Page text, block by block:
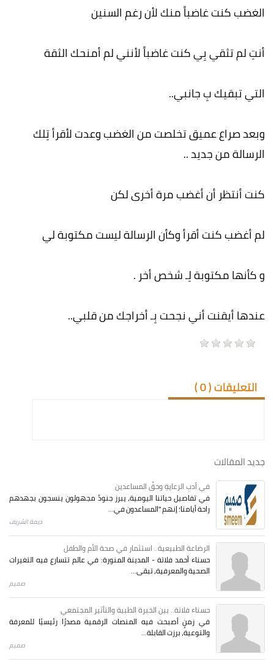
الغضب كنت غاضباً منك لأن رغم السنين
أنتِ لم تثقي بِي كنت غاضباً لأنني لم أمنحك الثقة
التي تبقيك بِ جانبي..
وبعد صراع عميق تخلصت من الغضب وعدت لأقرأ تِلك
الرسالة من جديد ..
كنت أنتظر أن أغضب مرة أخرى لكن
لم أغضب كنت أقرأ وكأن الرسالة ليست مكتوبة لي
و كأنها مكتوبة لِـ شخص أخر .
عندها أيقنت أني نجحت بِـ أخراجك من قلبي..
التعليقات (0
)
جديد المقالات
في أدبِ الرعايةِ وحقِّ المساعدين
في تفاصيل حياتنا اليومية، يبرز جنودٌ مجهولون ينسجون بجهدهم
راحة أيامنا؛ إنهم "المساعدون في...
ديمة الشريف
الرضاعة الطبيعية.. استثمار في صحة الأم والطفل
حسناء أحمد فلاتة - المدينة المنورة: في عالم تتسارع فيه التغيرات
الصحية والمعرفية، تبقى...
صميم
حسناء فلاتة.. بين الخبرة الطبية والتأثير المجتمعي
في زمنٍ أصبحت فيه المنصات الرقمية مصدرًا رئيسيًا للمعرفة
والتوعية، برزت القابلة...
صميم